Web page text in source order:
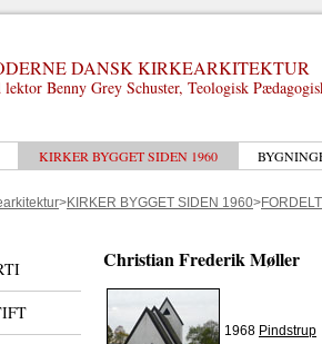
DANSK KIRKEARKITEKTUR
lektor Benny Grey Schuster, Teologisk
KIRKER BYGGET SIDEN 1960
>KIRKER BYGGET SIDEN 1960>
Christian Frederik Møller
1968 Pindstrup